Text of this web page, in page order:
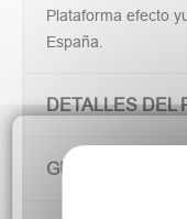
Plataforma efecto
España.
DETALLES DEL
GUÍA DE TALLAS